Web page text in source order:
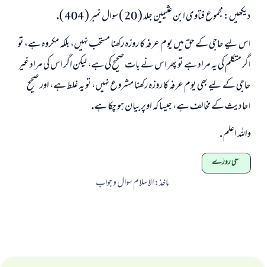
ديكھيں: مجموع فتاوى ابن عثيمين جلد ( 20 ) سوال نمبر ( 404 ).
اس ليے حاجى كے حق ميں يوم عرفہ كا روزہ ركھنا مستحب نہيں، بلكہ مكروہ ہے، تو
اگر متكلم كى يہ مراد ہے تو پھر اس نے بات صحيح كى ہے، ليكن اگر اس كى مراد غير
حاجى كے ليے بھى يوم عرفہ كا روزہ ركھنا مشروع نہيں، تو يہ غلط ہے، اور صحيح
احاديث كے مخالف ہے، جيسا كہ اوپر بيان ہو چكا ہے.
واللہ اعلم .
نفلی روزے
ماخذ:الاسلام سوال و جواب